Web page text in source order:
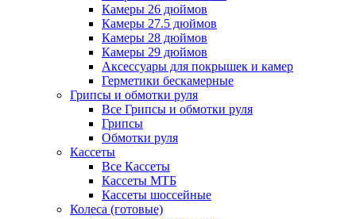
Камеры 26 дюймов
Камеры 27.5 дюймов
Камеры 28 дюймов
Камеры 29 дюймов
Аксессуары для покрышек и камер
Герметики бескамерные
Грипсы и обмотки руля
Все Грипсы и обмотки руля
Грипсы
Обмотки руля
Кассеты
Все Кассеты
Кассеты МТБ
Кассеты шоссейные
Колеса (готовые)